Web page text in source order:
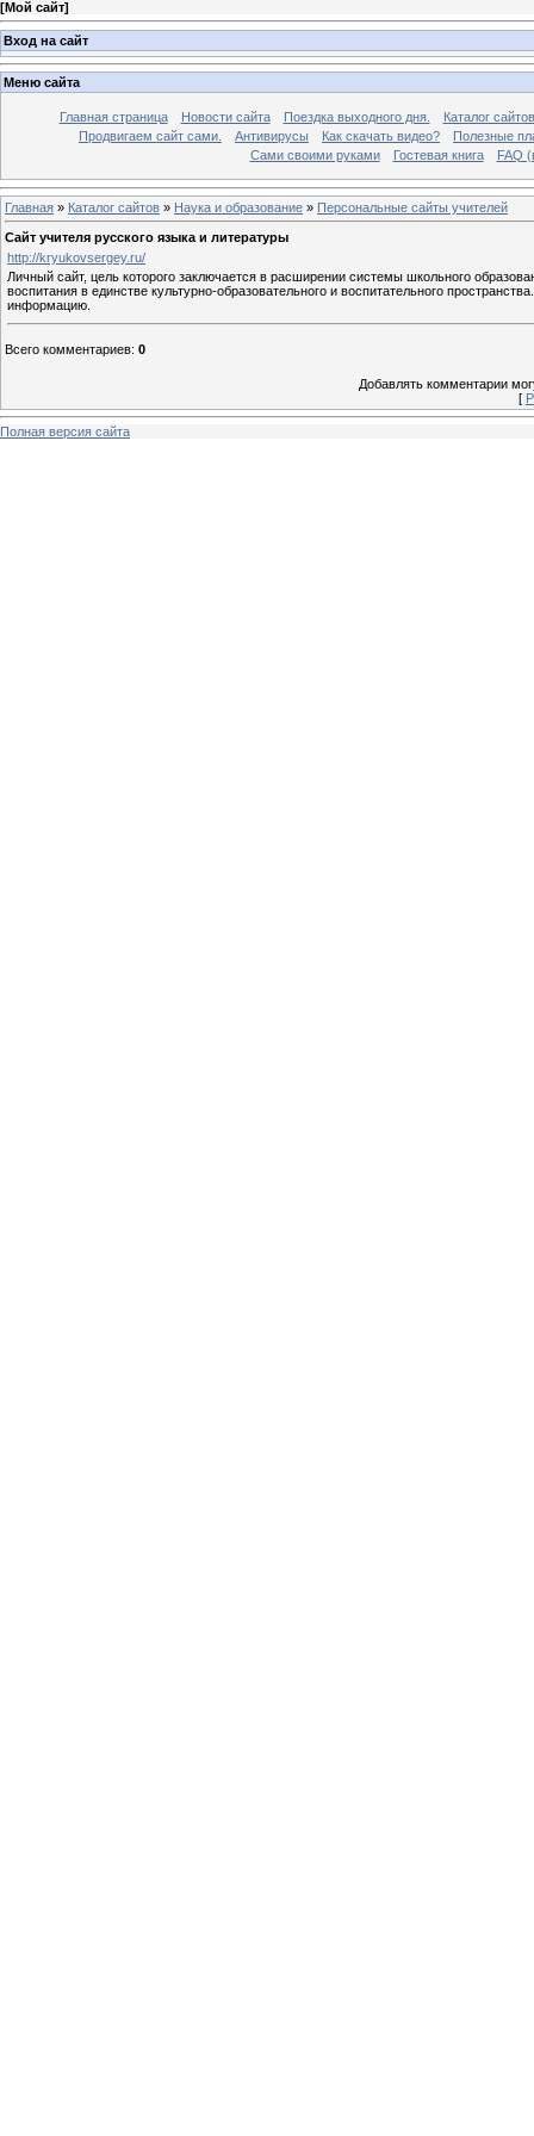
[Мой сайт]
Вход на сайт
Меню сайта
Главная страница Новости сайта Поездка выходного дня.
Каталог сайтов
Продвигаем сайт сами.
Антивирусы Как скачать видео?
Полезные
Сами своими руками
Гостевая книга FAQ
Главная » Каталог сайтов » Наука и образование » Персональные сайты учителей
Сайт учителя русского языка и литературы
http://kryukovsergey.ru/
Личный сайт, цель которого заключается в расширении системы школьного
воспитания в единстве культурно-образовательного и воспитательного
информацию.
Всего комментариев: 0
Добавлять комментарии
[
Полная версия сайта